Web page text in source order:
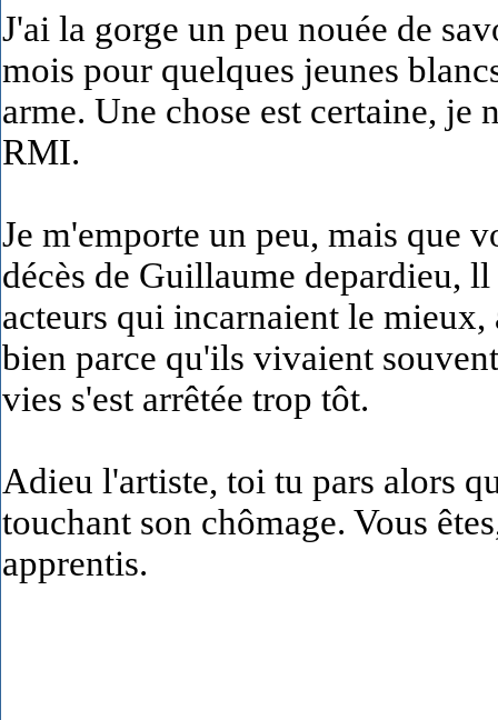
J'ai la gorge un peu nouée de
mois pour quelques jeunes
arme. Une chose est certaine, je
RMI.
Je m'emporte un peu, mais que
décès de Guillaume depardieu,
acteurs qui incarnaient le
bien parce qu'ils vivaient
vies s'est arrêtée trop tôt.
Adieu l'artiste, toi tu pars alors
touchant son chômage. Vous
apprentis.